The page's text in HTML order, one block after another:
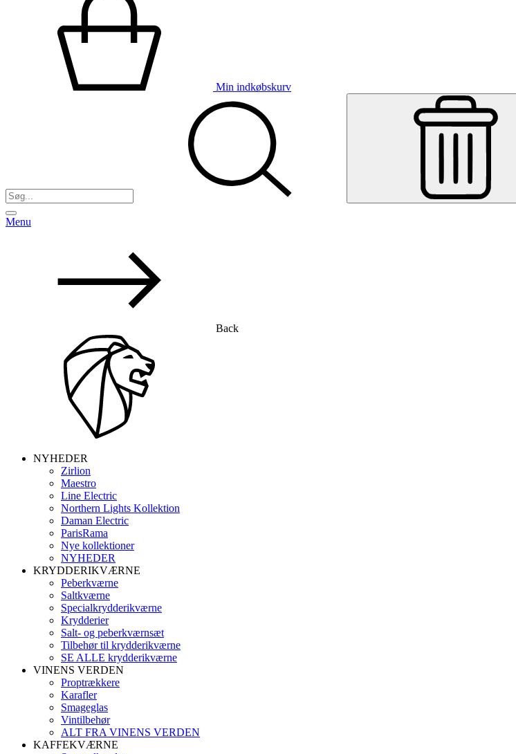
Min indkøbskurv
Menu
Back
NYHEDER
Zirlion
Maestro
Line Electric
Northern Lights Kollektion
Daman Electric
ParisRama
Nye kollektioner
NYHEDER
KRYDDERIKVÆRNE
Peberkværne
Saltkværne
Specialkrydderikværne
Krydderier
Salt- og peberkværnsæt
Tilbehør til krydderikværne
SE ALLE krydderikværne
VINENS VERDEN
Proptrækkere
Karafler
Smageglas
Vintilbehør
ALT FRA VINENS VERDEN
KAFFEKVÆRNE